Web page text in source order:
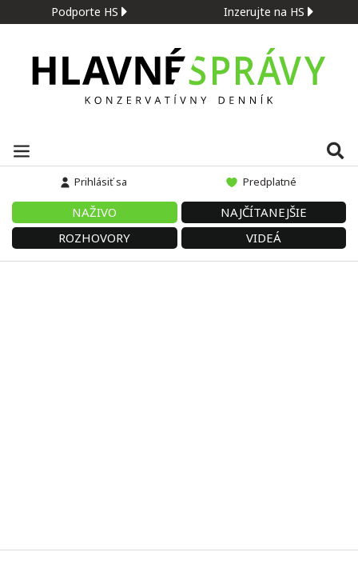
Podporte HS Inzerujte na HS
Prihlásiť sa Predplatné
NAŽIVO
NAJČÍTANEJŠIE
ROZHOVORY
VIDEÁ